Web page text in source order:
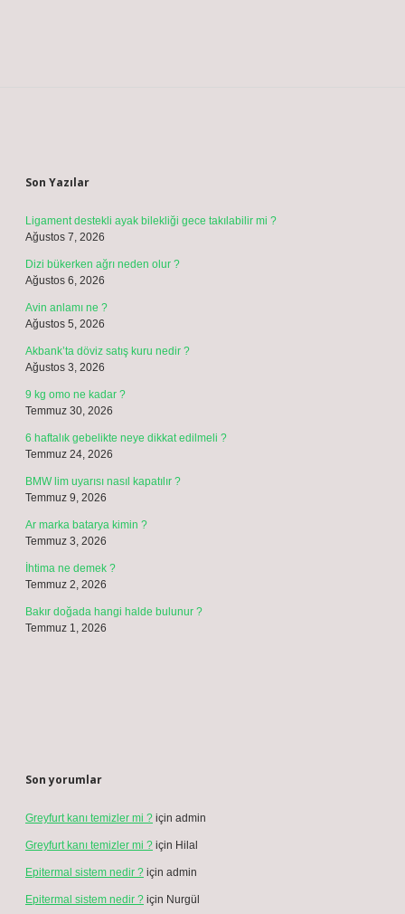
Son Yazılar
Ligament destekli ayak bilekliği gece takılabilir mi ?
Ağustos 7, 2026
Dizi bükerken ağrı neden olur ?
Ağustos 6, 2026
Avin anlamı ne ?
Ağustos 5, 2026
Akbank’ta döviz satış kuru nedir ?
Ağustos 3, 2026
9 kg omo ne kadar ?
Temmuz 30, 2026
6 haftalık gebelikte neye dikkat edilmeli ?
Temmuz 24, 2026
BMW lim uyarısı nasıl kapatılır ?
Temmuz 9, 2026
Ar marka batarya kimin ?
Temmuz 3, 2026
İhtima ne demek ?
Temmuz 2, 2026
Bakır doğada hangi halde bulunur ?
Temmuz 1, 2026
Son yorumlar
Greyfurt kanı temizler mi ? için admin
Greyfurt kanı temizler mi ? için Hilal
Epitermal sistem nedir ? için admin
Epitermal sistem nedir ? için Nurgül